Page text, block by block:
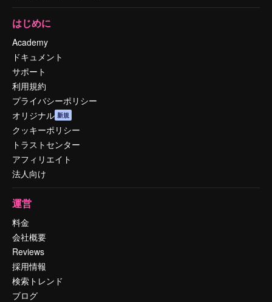
はじめに
Academy
ドキュメント
サポート
利用規約
プライバシーポリシー
オリジナル 新規
クッキーポリシー
トラストセンター
アフィリエイト
法人向け
運営
料金
会社概要
Reviews
採用情報
検索トレンド
ブログ